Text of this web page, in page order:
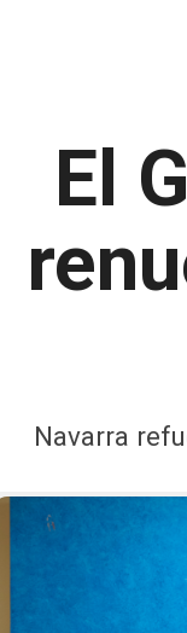
El
Navarra